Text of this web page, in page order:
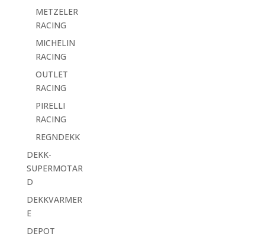
METZELER
RACING
MICHELIN
RACING
OUTLET
RACING
PIRELLI
RACING
REGNDEKK
DEKK-
SUPERMOTAR
D
DEKKVARMER
E
DEPOT